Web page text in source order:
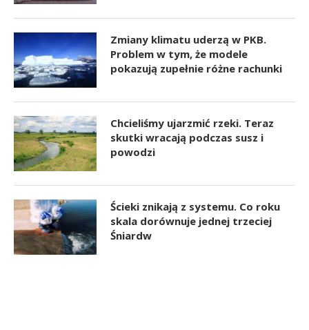
Zmiany klimatu uderzą w PKB.
Problem w tym, że modele
pokazują zupełnie różne rachunki
Chcieliśmy ujarzmić rzeki. Teraz
skutki wracają podczas susz i
powodzi
Ścieki znikają z systemu. Co roku
skala dorównuje jednej trzeciej
Śniardw